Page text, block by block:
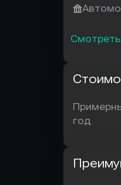
Смотреть
год